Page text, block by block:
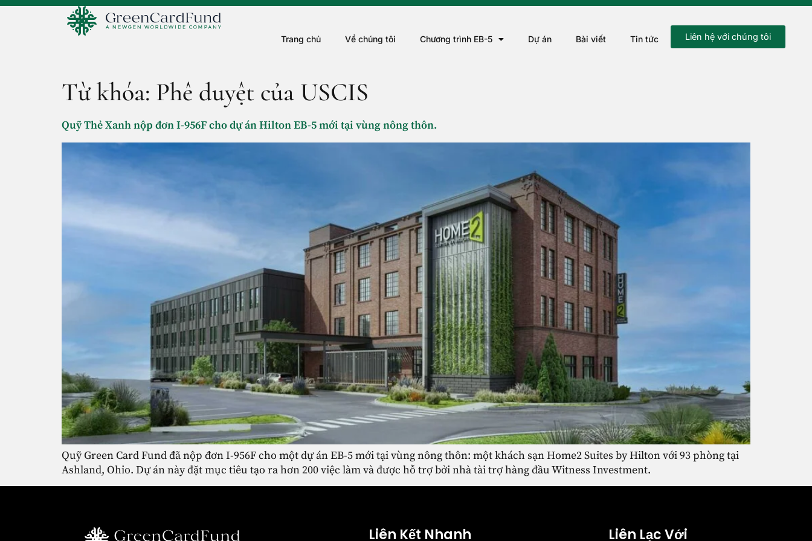
Trang chủ Về chúng tôi Chương trình EB-5 Dự án Bài viết Tin tức Liên hệ với chúng tôi
Từ khóa: Phê duyệt của USCIS
Quỹ Thẻ Xanh nộp đơn I-956F cho dự án Hilton EB-5 mới tại vùng nông thôn.
Quỹ Green Card Fund đã nộp đơn I-956F cho một dự án EB-5 mới tại vùng nông thôn: một khách sạn Home2 Suites by Hilton với 93 phòng tại
Ashland, Ohio. Dự án này đặt mục tiêu tạo ra hơn 200 việc làm và được hỗ trợ bởi nhà tài trợ hàng đầu Witness Investment.
Liên Kết Nhanh
Liên Lạc Với